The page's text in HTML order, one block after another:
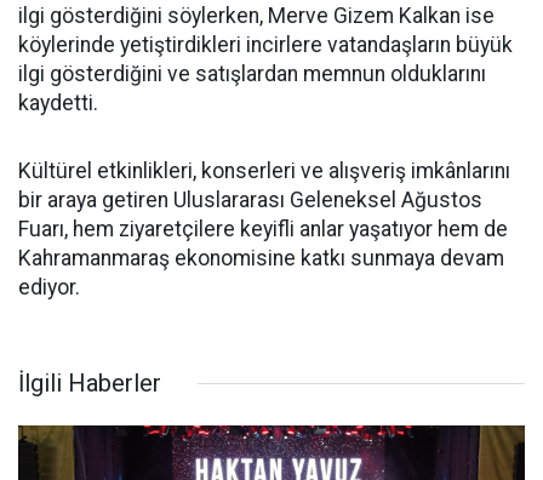
ilgi gösterdiğini söylerken, Merve Gizem Kalkan ise
köylerinde yetiştirdikleri incirlere vatandaşların büyük
ilgi gösterdiğini ve satışlardan memnun olduklarını
kaydetti.
Kültürel etkinlikleri, konserleri ve alışveriş imkânlarını
bir araya getiren Uluslararası Geleneksel Ağustos
Fuarı, hem ziyaretçilere keyifli anlar yaşatıyor hem de
Kahramanmaraş ekonomisine katkı sunmaya devam
ediyor.
İlgili Haberler